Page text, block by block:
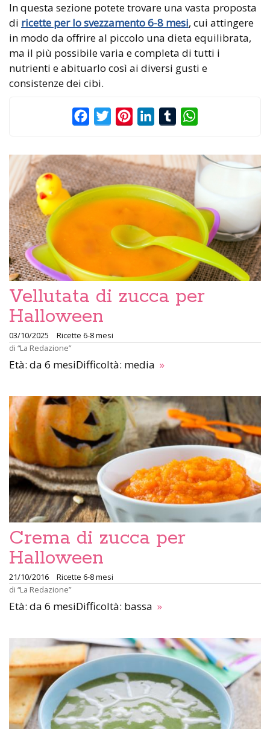
In questa sezione potete trovare una vasta proposta
di ricette per lo svezzamento 6-8 mesi, cui attingere
in modo da offrire al piccolo una dieta equilibrata,
ma il più possibile varia e completa di tutti i
nutrienti e abituarlo così ai diversi gusti e
consistenze dei cibi.
FacebookTwitterPinterestLinkedInTumblr
Vellutata di zucca per
Halloween
03/10/2025
Ricette 6-8 mesi
di “La Redazione”
Età: da 6 mesiDifficoltà: media »
Crema di zucca per
Halloween
21/10/2016
Ricette 6-8 mesi
di “La Redazione”
Età: da 6 mesiDifficoltà: bassa »